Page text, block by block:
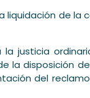
liquidación de la
justicia
la disposición
del